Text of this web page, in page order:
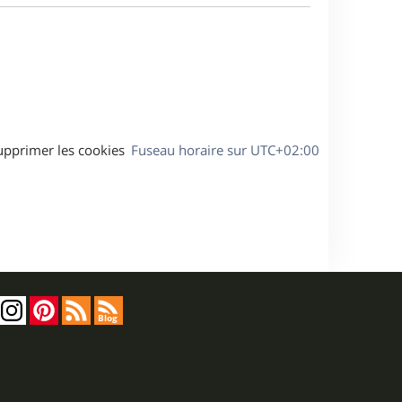
Fuseau horaire sur UTC+02:00
les cookies